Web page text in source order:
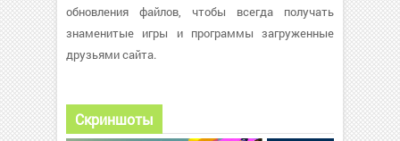
обновления файлов, чтобы всегда получать
знаменитые игры и программы загруженные
друзьями сайта.
Скриншоты